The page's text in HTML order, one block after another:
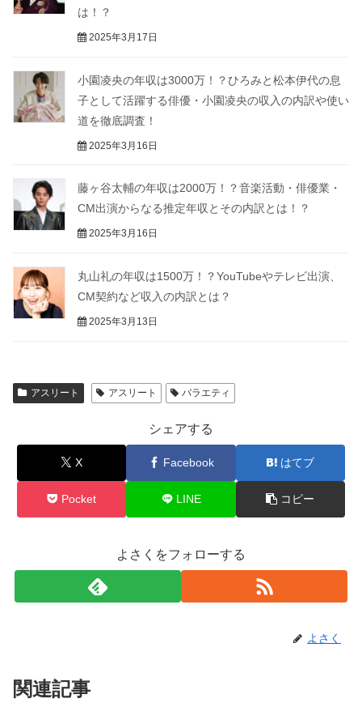
は！？
2025年3月17日
小園凌央の年収は3000万！？ひろみと松本伊代の息
子として活躍する俳優・小園凌央の収入の内訳や使い
道を徹底調査！
2025年3月16日
藤ヶ谷太輔の年収は2000万！？音楽活動・俳優業・
CM出演からなる推定年収とその内訳とは！？
2025年3月16日
丸山礼の年収は1500万！？YouTubeやテレビ出演、
CM契約など収入の内訳とは？
2025年3月13日
アスリート アスリート バラエティ
シェアする
X Facebook はてブ
Pocket LINE コピー
よさくをフォローする
よさく
関連記事